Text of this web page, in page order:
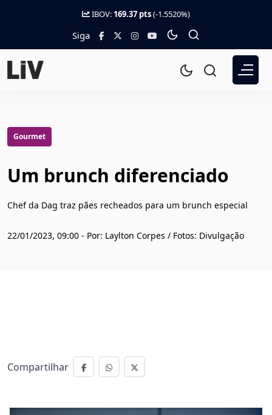
IBOV: 169.37 pts(-1.5520%)
Siga
Gourmet
Um brunch diferenciado
Chef da Dag traz pães recheados para um brunch especial
22/01/2023, 09:00 - Por: Laylton Corpes / Fotos: Divulgação
Compartilhar